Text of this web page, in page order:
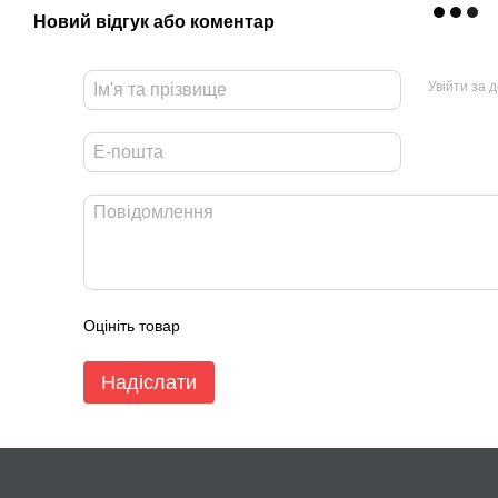
Тип підшипника
Швидкість обертання 2200 об/хв
Повітряний потік, CFM
Рівень шуму 36 dB
Новий відгук або коментар
Увійти за
Оцініть товар
Надіслати